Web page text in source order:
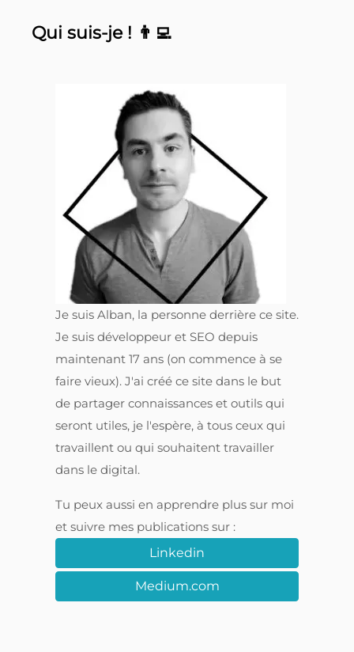
Qui suis-je ! 👨‍💻
Je suis Alban, la personne derrière ce site.
Je suis développeur et SEO depuis
maintenant 17 ans (on commence à se
faire vieux). J'ai créé ce site dans le but
de partager connaissances et outils qui
seront utiles, je l'espère, à tous ceux qui
travaillent ou qui souhaitent travailler
dans le digital.
Tu peux aussi en apprendre plus sur moi
et suivre mes publications sur :
Linkedin
Medium.com